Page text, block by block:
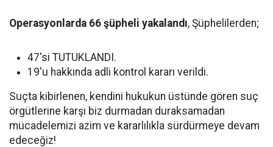
Operasyonlarda 66 şüpheli yakalandı, Şüphelilerden;
47'si TUTUKLANDI.
19'u hakkında adli kontrol kararı verildi.
Suçta kibirlenen, kendini hukukun üstünde gören suç
örgütlerine karşı biz durmadan duraksamadan
mücadelemizi azim ve kararlılıkla sürdürmeye devam
edeceğiz!